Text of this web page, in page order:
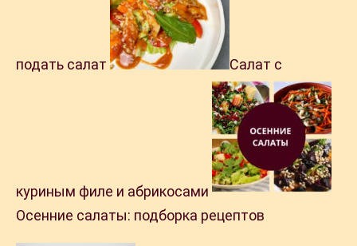
подать салат Салат с
куриным филе и абрикосами
Осенние салаты: подборка рецептов